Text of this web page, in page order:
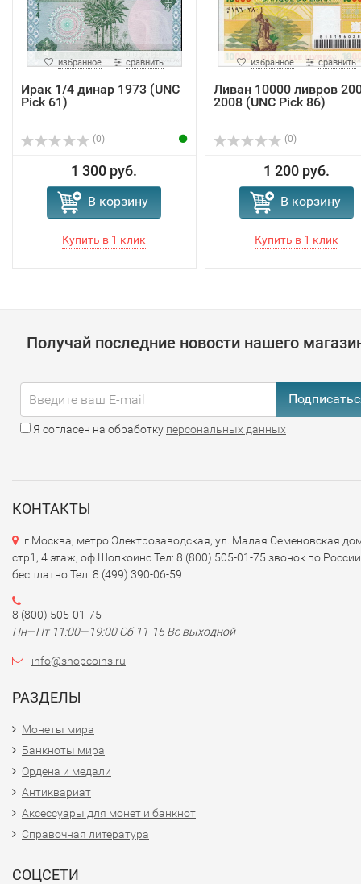
избранное сравнить
Ирак 1/4 динар 1973 (UNC
Pick 61)
(0)
1 300 руб.
В корзину
избранное сравнить
Ливан 10000 ливров
2008 (UNC Pick 86)
(0)
1 200 руб.
В корзину
Получай последние новости нашего
Я согласен на обработку персональных данных
КОНТАКТЫ
г.Москва, метро Электрозаводская, ул. Малая Семеновская
стр1, 4 этаж, оф.Шопкоинс Тел: 8 (800) 505-01-75 звонок по России
бесплатно Тел: 8 (499) 390-06-59
8 (800) 505-01-75
Пн—Пт 11:00—19:00 Сб 11-15 Вс выходной
info@shopcoins.ru
РАЗДЕЛЫ
Монеты мира
Банкноты мира
Ордена и медали
Антиквариат
Аксессуары для монет и банкнот
Справочная литература
СОЦСЕТИ